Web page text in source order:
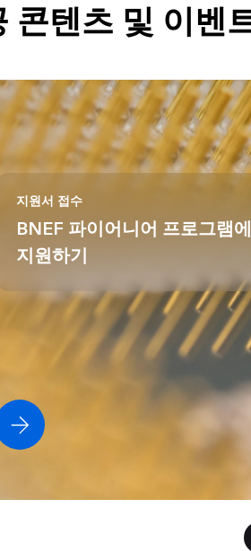
콘텐츠 및 이벤
지원서 접수
BNEF 파이어니어 프로그램에
지원하기